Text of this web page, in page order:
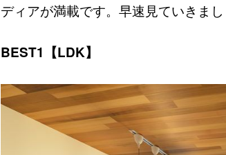
ディアが満載です。早速見ていきまし
BEST1【LDK】